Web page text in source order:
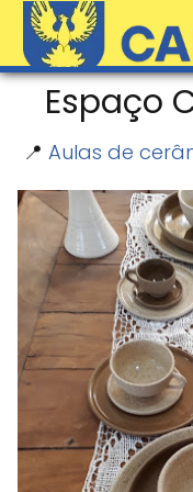
Espaço
📍 Aulas de